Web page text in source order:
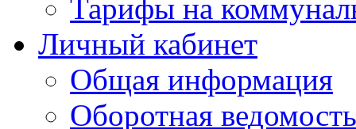
Тарифы на
Личный кабинет
Общая информация
Оборотная ведомость